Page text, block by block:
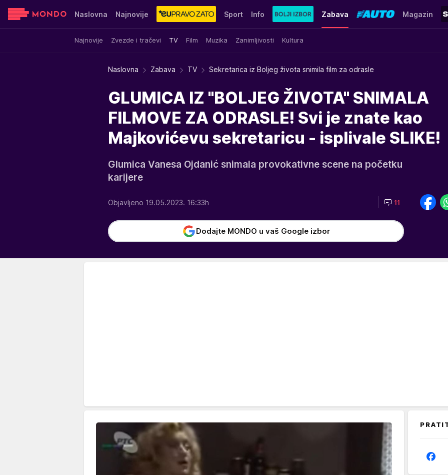
Naslovna Najnovije Sport Info Zabava
Najnovije Zvezde i tračevi TV Film Muzika Zanimljivosti Kultura
Magazin
Sensa Stvar ukusa Yumama
Naslovna Zabava TV Sekretarica iz Boljeg života snimila film za odrasle
GLUMICA IZ "BOLJEG ŽIVOTA" SNIMALA
FILMOVE ZA ODRASLE! Svi je znate kao
Majkovićevu sekretaricu - isplivale SLIKE!
Glumica Vanesa Ojdanić snimala provokativne scene na početku
karijere
Objavljeno 19.05.2023. 16:33h 11
Dodajte MONDO u vaš Google izbor